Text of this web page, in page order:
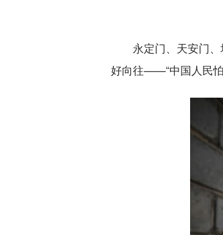
永定门、天安门、
好向往——“中国人民怕